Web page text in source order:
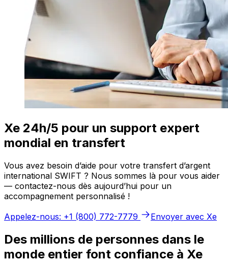
Xe 24h/5 pour un support expert
mondial en transfert
Vous avez besoin d’aide pour votre transfert d’argent
international SWIFT ? Nous sommes là pour vous aider
— contactez-nous dès aujourd’hui pour un
accompagnement personnalisé !
Appelez-nous: +1 (800) 772-7779
Envoyer avec Xe
Des millions de personnes dans le
monde entier font confiance à Xe